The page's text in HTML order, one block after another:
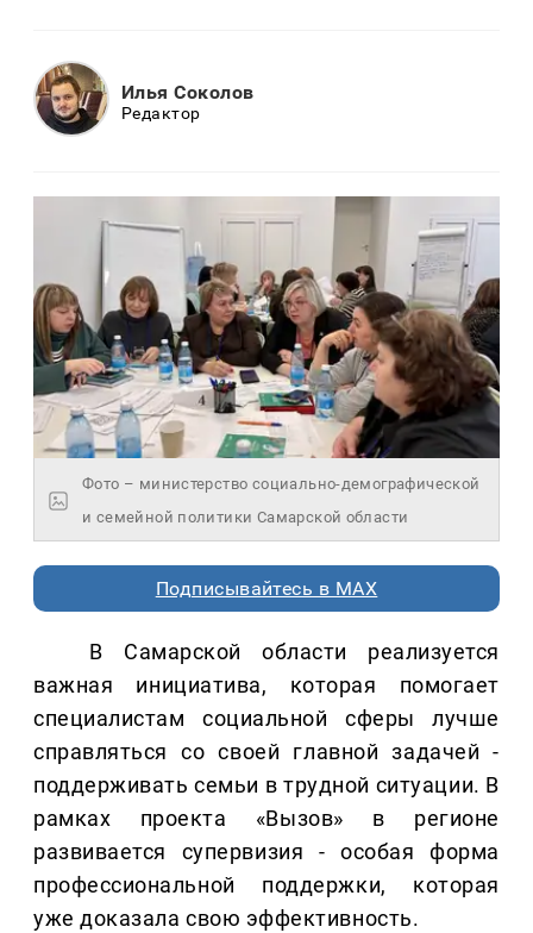
Илья Соколов
Редактор
Фото – министерство социально-демографической
и семейной политики Самарской области
Подписывайтесь в MAX
В Самарской области реализуется
важная инициатива, которая помогает
специалистам социальной сферы лучше
справляться со своей главной задачей -
поддерживать семьи в трудной ситуации. В
рамках проекта «Вызов» в регионе
развивается супервизия - особая форма
профессиональной поддержки, которая
уже доказала свою эффективность.